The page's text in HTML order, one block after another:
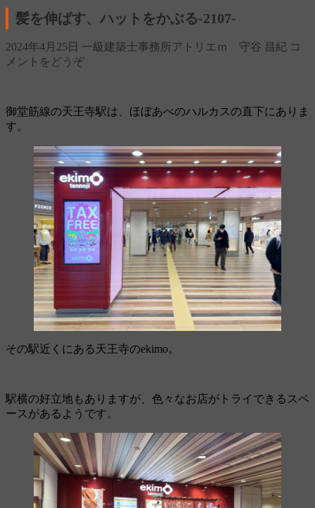
髪を伸ばす、ハットをかぶる‐2107‐
2024年4月25日 一級建築士事務所アトリエｍ 守谷 昌紀 コ
メントをどうぞ
御堂筋線の天王寺駅は、ほぼあべのハルカスの直下にありま
す。
その駅近くにある天王寺のekimo。
駅横の好立地もありますが、色々なお店がトライできるスペ
ースがあるようです。